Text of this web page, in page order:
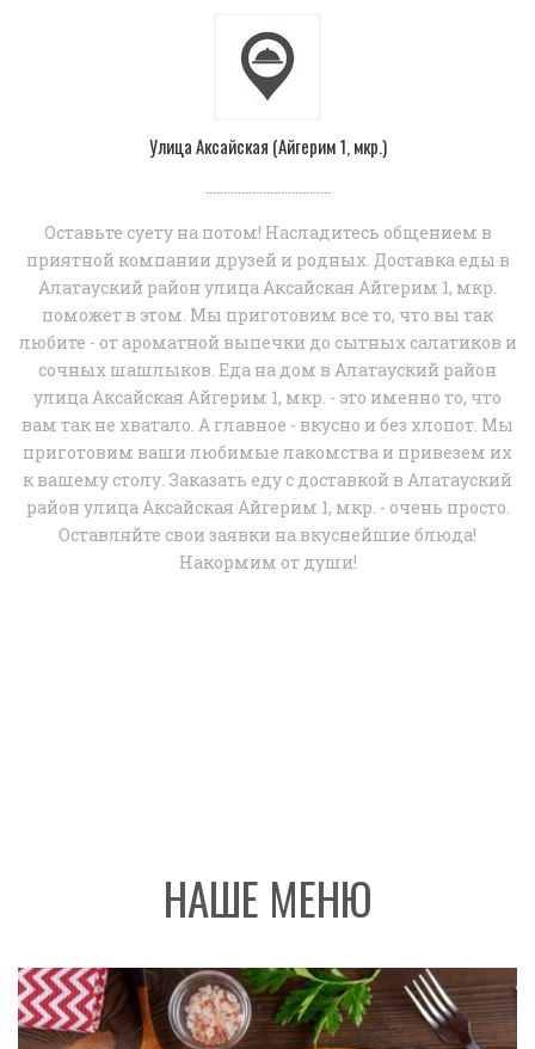
Улица Аксайская (Айгерим 1, мкр.)
Оставьте суету на потом! Насладитесь общением в
приятной компании друзей и родных. Доставка еды в
Алатауский район улица Аксайская Айгерим 1, мкр.
поможет в этом. Мы приготовим все то, что вы так
любите - от ароматной выпечки до сытных салатиков и
сочных шашлыков. Еда на дом в Алатауский район
улица Аксайская Айгерим 1, мкр. - это именно то, что
вам так не хватало. А главное - вкусно и без хлопот. Мы
приготовим ваши любимые лакомства и привезем их
к вашему столу. Заказать еду с доставкой в Алатауский
район улица Аксайская Айгерим 1, мкр. - очень просто.
Оставляйте свои заявки на вкуснейшие блюда!
Накормим от души!
НАШЕ МЕНЮ